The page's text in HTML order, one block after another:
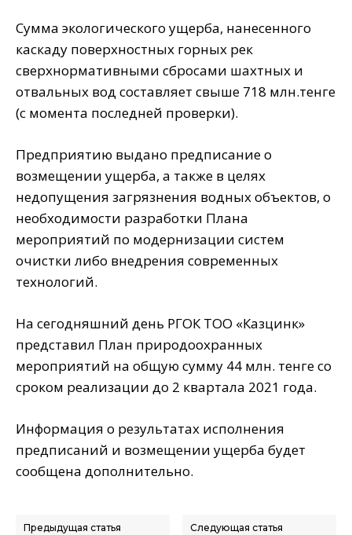
Сумма экологического ущерба, нанесенного
каскаду поверхностных горных рек
сверхнормативными сбросами шахтных и
отвальных вод составляет свыше 718 млн.тенге
(с момента последней проверки).
Предприятию выдано предписание о
возмещении ущерба, а также в целях
недопущения загрязнения водных объектов, о
необходимости разработки Плана
мероприятий по модернизации систем
очистки либо внедрения современных
технологий.
На сегодняшний день РГОК ТОО «Казцинк»
представил План природоохранных
мероприятий на общую сумму 44 млн. тенге со
сроком реализации до 2 квартала 2021 года.
Информация о результатах исполнения
предписаний и возмещении ущерба будет
сообщена дополнительно.
Предыдущая статья Следующая статья